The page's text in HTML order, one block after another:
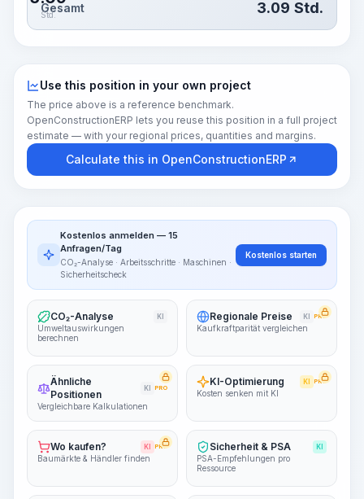
Std.
Gesamt 3.09 Std.
Use this position in your own project
The price above is a reference benchmark.
OpenConstructionERP lets you reuse this position in a full project
estimate — with your regional prices, quantities and margins.
Calculate this in OpenConstructionERP
Kostenlos anmelden — 15
Anfragen/Tag
CO₂-Analyse · Arbeitsschritte · Maschinen ·
Sicherheitscheck
Kostenlos starten
CO₂-Analyse KI
Umweltauswirkungen
berechnen
Regionale Preise KI PRO
Kaufkraftparität vergleichen
Ähnliche
Positionen
KI PRO
Vergleichbare Kalkulationen
KI-Optimierung KI PRO
Kosten senken mit KI
Wo kaufen? KI PRO
Baumärkte & Händler finden
Sicherheit & PSA KI
PSA-Empfehlungen pro
Ressource